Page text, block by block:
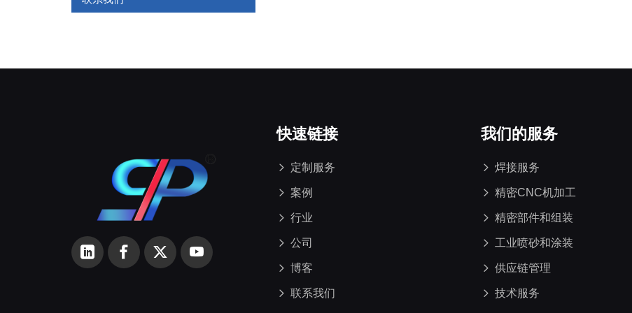
快速链接
定制服务
案例
行业
公司
博客
联系我们
我们的服务
焊接服务
精密CNC机加工
精密部件和组装
工业喷砂和涂装
供应链管理
技术服务